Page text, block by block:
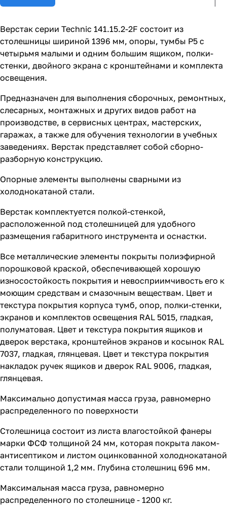
Верстак серии Technic 141.15.2-2F состоит из
столешницы шириной 1396 мм, опоры, тумбы P5 с
четырьмя малыми и одним большим ящиком, полки-
стенки, двойного экрана с кронштейнами и комплекта
освещения.
Предназначен для выполнения сборочных, ремонтных,
слесарных, монтажных и других видов работ на
производстве, в сервисных центрах, мастерских,
гаражах, а также для обучения технологии в учебных
заведениях. Верстак представляет собой сборно-
разборную конструкцию.
Опорные элементы выполнены сварными из
холоднокатаной стали.
Верстак комплектуется полкой-стенкой,
расположенной под столешницей для удобного
размещения габаритного инструмента и оснастки.
Все металлические элементы покрыты полиэфирной
порошковой краской, обеспечивающей хорошую
износостойкость покрытия и невосприимчивость его к
моющим средствам и смазочным веществам. Цвет и
текстура покрытия корпуса тумб, опор, полки-стенки,
экранов и комплектов освещения RAL 5015, гладкая,
полуматовая. Цвет и текстура покрытия ящиков и
дверок верстака, кронштейнов экранов и косынок RAL
7037, гладкая, глянцевая. Цвет и текстура покрытия
накладок ручек ящиков и дверок RAL 9006, гладкая,
глянцевая.
Максимально допустимая масса груза, равномерно
распределенного по поверхности
Столешница состоит из листа влагостойкой фанеры
марки ФСФ толщиной 24 мм, которая покрыта лаком-
антисептиком и листом оцинкованной холоднокатаной
стали толщиной 1,2 мм. Глубина столешниц 696 мм.
Максимальная масса груза, равномерно
распределенного по столешнице - 1200 кг.